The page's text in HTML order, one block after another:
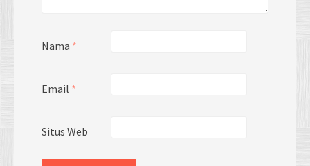
Nama *
Email *
Situs Web